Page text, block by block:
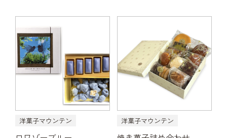
洋菓子マウンテン 洋菓子マウンテン